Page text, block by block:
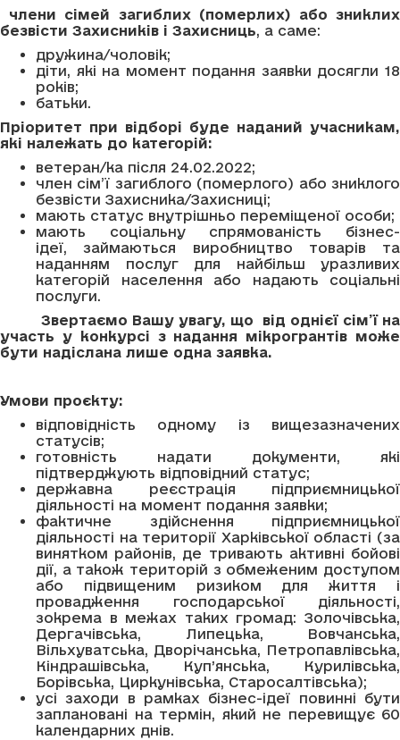
члени сімей загиблих (померлих) або зниклих
безвісти Захисників і Захисниць, а саме:
дружина/чоловік;
діти, які на момент подання заявки досягли 18
років;
батьки.
Пріоритет при відборі буде наданий учасникам,
які належать до категорій:
ветеран/ка після 24.02.2022;
член сім’ї загиблого (померлого) або зниклого
безвісти Захисника/Захисниці;
мають статус внутрішньо переміщеної особи;
мають соціальну спрямованість бізнес-
ідеї, займаються виробництво товарів та
наданням послуг для найбільш уразливих
категорій населення або надають соціальні
послуги.
Звертаємо Вашу увагу, що від однієї сім’ї на
участь у конкурсі з надання мікрогрантів може
бути надіслана лише одна заявка.
Умови проєкту:
відповідність одному із вищезазначених
статусів;
готовність надати документи, які
підтверджують відповідний статус;
державна реєстрація підприємницької
діяльності на момент подання заявки;
фактичне здійснення підприємницької
діяльності на території Харківської області (за
винятком районів, де тривають активні бойові
дії, а також територій з обмеженим доступом
або підвищеним ризиком для життя і
провадження господарської діяльності,
зокрема в межах таких громад: Золочівська,
Дергачівська, Липецька, Вовчанська,
Вільхуватська, Дворічанська, Петропавлівська,
Кіндрашівська, Куп’янська, Курилівська,
Борівська, Циркунівська, Старосалтівська);
усі заходи в рамках бізнес-ідеї повинні бути
заплановані на термін, який не перевищує 60
календарних днів.